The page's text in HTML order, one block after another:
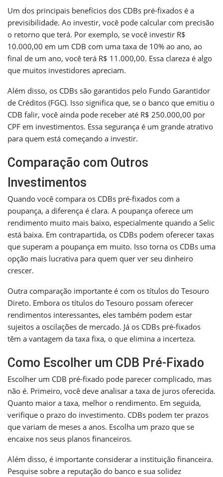
Um dos principais benefícios dos CDBs pré-fixados é a
previsibilidade. Ao investir, você pode calcular com precisão
o retorno que terá. Por exemplo, se você investir R$
10.000,00 em um CDB com uma taxa de 10% ao ano, ao
final de um ano, você terá R$ 11.000,00. Essa clareza é algo
que muitos investidores apreciam.
Além disso, os CDBs são garantidos pelo Fundo Garantidor
de Créditos (FGC). Isso significa que, se o banco que emitiu o
CDB falir, você ainda pode receber até R$ 250.000,00 por
CPF em investimentos. Essa segurança é um grande atrativo
para quem está começando a investir.
Comparação com Outros
Investimentos
Quando você compara os CDBs pré-fixados com a
poupança, a diferença é clara. A poupança oferece um
rendimento muito mais baixo, especialmente quando a Selic
está baixa. Em contrapartida, os CDBs podem oferecer taxas
que superam a poupança em muito. Isso torna os CDBs uma
opção mais lucrativa para quem quer ver seu dinheiro
crescer.
Outra comparação importante é com os títulos do Tesouro
Direto. Embora os títulos do Tesouro possam oferecer
rendimentos interessantes, eles também podem estar
sujeitos a oscilações de mercado. Já os CDBs pré-fixados
têm a vantagem da taxa fixa, o que elimina a incerteza.
Como Escolher um CDB Pré-Fixado
Escolher um CDB pré-fixado pode parecer complicado, mas
não é. Primeiro, você deve analisar a taxa de juros oferecida.
Quanto maior a taxa, melhor o rendimento. Em seguida,
verifique o prazo do investimento. CDBs podem ter prazos
que variam de meses a anos. Escolha um prazo que se
encaixe nos seus planos financeiros.
Além disso, é importante considerar a instituição financeira.
Pesquise sobre a reputação do banco e sua solidez